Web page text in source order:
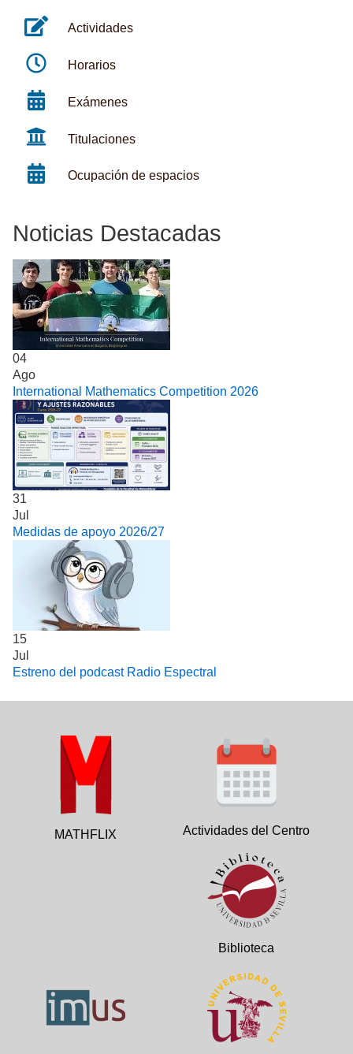
Actividades
Horarios
Exámenes
Titulaciones
Ocupación de espacios
Noticias Destacadas
04
Ago
International Mathematics Competition 2026
31
Jul
Medidas de apoyo 2026/27
15
Jul
Estreno del podcast Radio Espectral
MATHFLIX Actividades del Centro
Biblioteca